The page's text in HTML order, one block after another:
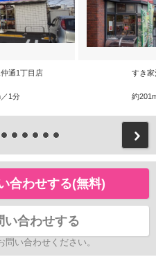
通1丁目店
1分
すき家
約
合わせする(無料)
い合わせする
い合わせください。